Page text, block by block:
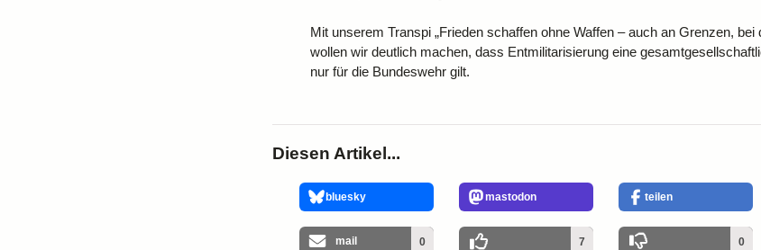
Mit unserem Transpi „Frieden schaffen ohne Waffen – auch an Grenzen, bei
wollen wir deutlich machen, dass Entmilitarisierung eine
nur für die Bundeswehr gilt.
Diesen Artikel...
bluesky mastodon teilen
mail 0 7 0